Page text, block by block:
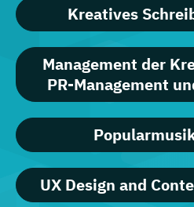
Kreatives
Management der
PR-Management
UX Design and